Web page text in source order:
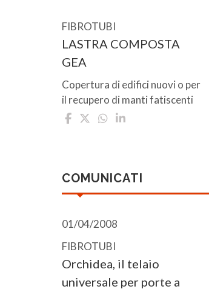
FIBROTUBI
LASTRA COMPOSTA
GEA
Copertura di edifici nuovi o per
il recupero di manti fatiscenti
COMUNICATI
01/04/2008
FIBROTUBI
Orchidea, il telaio
universale per porte a